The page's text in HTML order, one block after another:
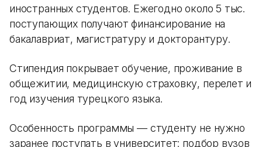
иностранных студентов. Ежегодно около 5 тыс.
поступающих получают финансирование на
бакалавриат, магистратуру и докторантуру.
Стипендия покрывает обучение, проживание в
общежитии, медицинскую страховку, перелет и
год изучения турецкого языка.
Особенность программы — студенту не нужно
заранее поступать в университет: подбор вузов